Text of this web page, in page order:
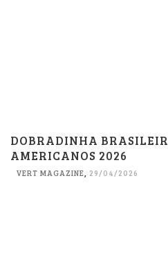
DOBRADINHA
AMERICANOS 2026
VERT MAGAZINE 29/04/2026